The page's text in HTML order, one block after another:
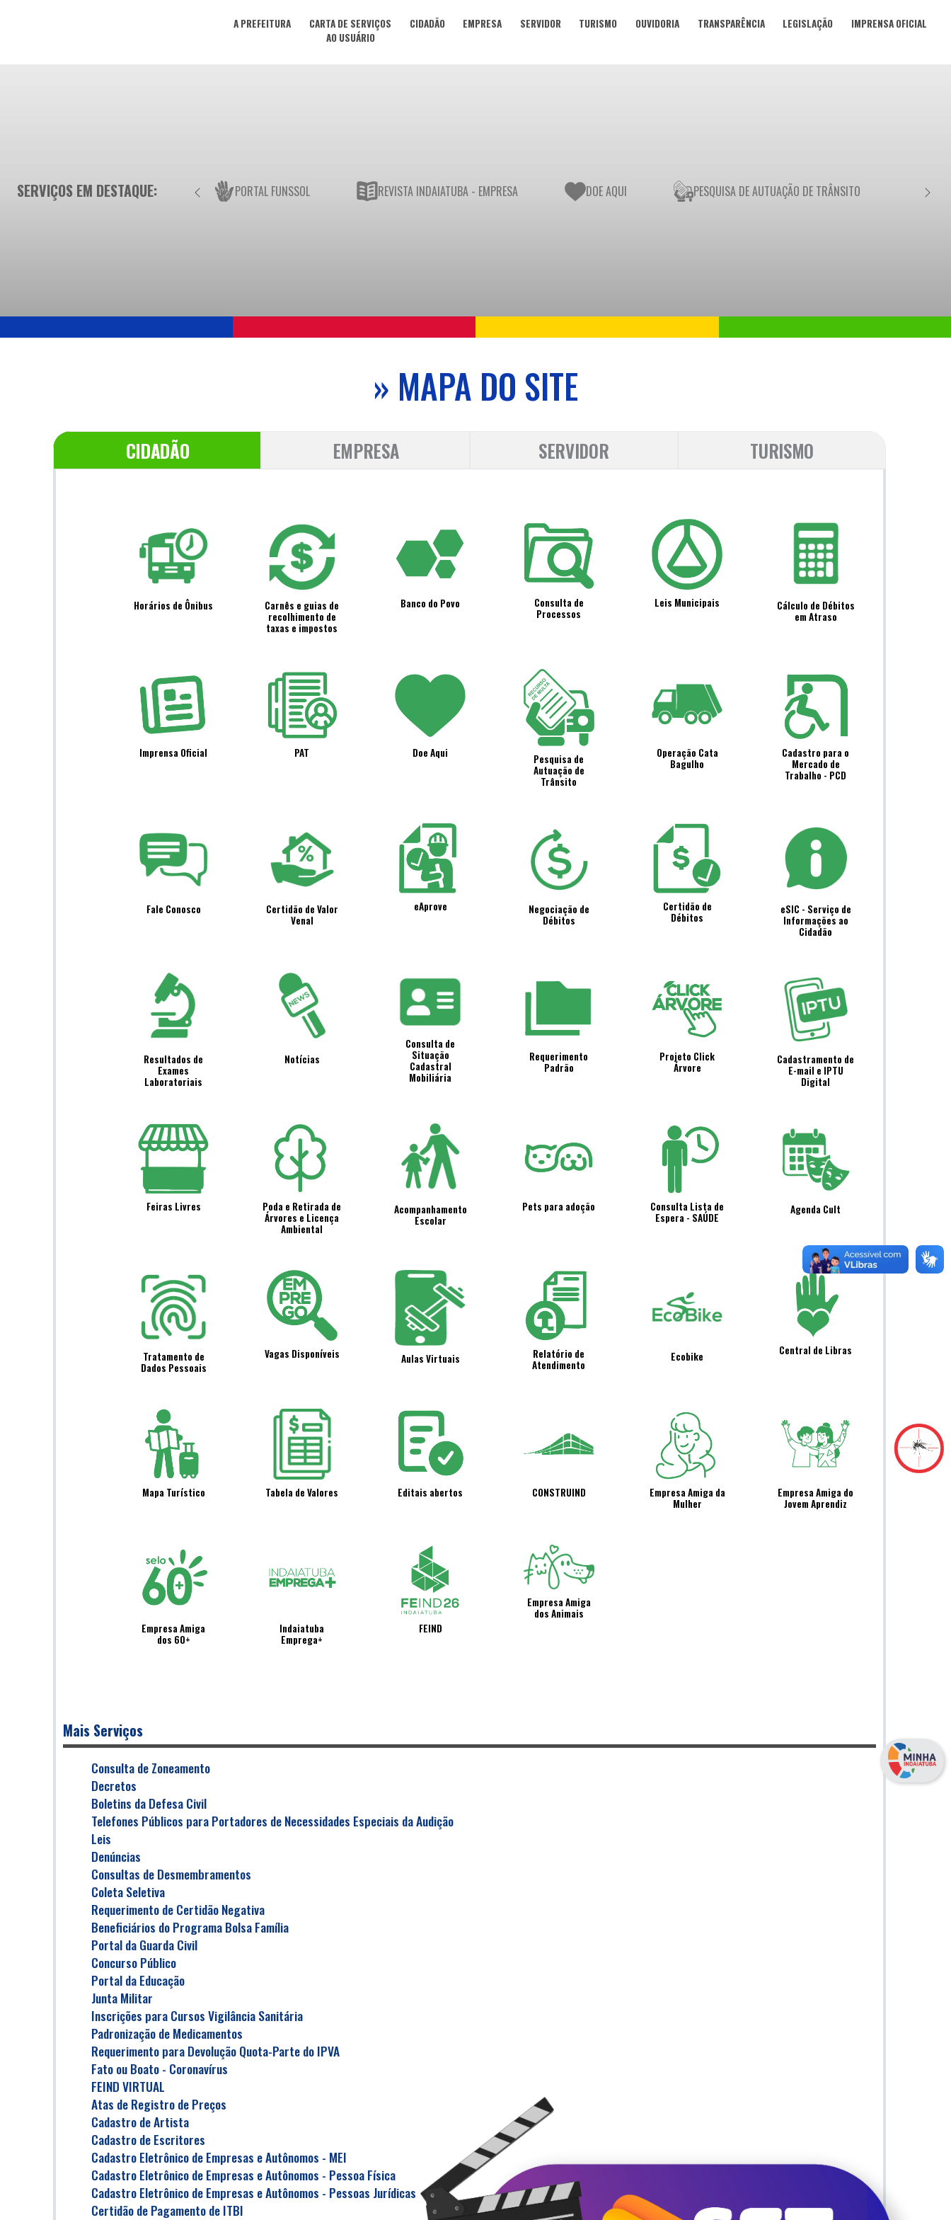
A PREFEITURA
CARTA DE SERVIÇOS
AO USUÁRIO
CIDADÃO EMPRESA SERVIDOR TURISMO OUVIDORIA TRANSPARÊNCIA LEGISLAÇÃO IMPRENSA OFICIAL
SERVIÇOS EM DESTAQUE: PORTAL FUNSSOL REVISTA INDAIATUBA - EMPRESA DOE AQUI PESQUISA DE AUTUAÇÃO DE TRÂNSITO
» MAPA DO SITE
CIDADÃO EMPRESA SERVIDOR TURISMO
Horários de Ônibus
Carnês e guias de
recolhimento de
taxas e impostos
Banco do Povo
Consulta de
Processos
Leis Municipais
Cálculo de Débitos
em Atraso
Imprensa Oficial PAT Doe Aqui
Pesquisa de
Autuação de
Trânsito
Operação Cata
Bagulho
Cadastro para o
Mercado de
Trabalho - PCD
Fale Conosco
Certidão de Valor
Venal
eAprove
Negociação de
Débitos
Certidão de
Débitos
eSIC - Serviço de
Informações ao
Cidadão
Resultados de
Exames
Laboratoriais
Notícias
Consulta de
Situação
Cadastral
Mobiliária
Requerimento
Padrão
Projeto Click
Árvore
Cadastramento de
E-mail e IPTU
Digital
Feiras Livres
Poda e Retirada de
Árvores e Licença
Ambiental
Acompanhamento
Escolar
Pets para adoção
Consulta Lista de
Espera - SAÚDE
Agenda Cult
Tratamento de
Dados Pessoais
Vagas Disponíveis Aulas Virtuais
Relatório de
Atendimento
Ecobike Central de Libras
Mapa Turístico Tabela de Valores Editais abertos CONSTRUIND
Empresa Amiga da
Mulher
Empresa Amiga do
Jovem Aprendiz
Empresa Amiga
dos 60+
Indaiatuba
Emprega+
FEIND
Empresa Amiga
dos Animais
Mais Serviços
Consulta de Zoneamento
Decretos
Boletins da Defesa Civil
Telefones Públicos para Portadores de Necessidades Especiais da Audição
Leis
Denúncias
Consultas de Desmembramentos
Coleta Seletiva
Requerimento de Certidão Negativa
Beneficiários do Programa Bolsa Família
Portal da Guarda Civil
Concurso Público
Portal da Educação
Junta Militar
Inscrições para Cursos Vigilância Sanitária
Padronização de Medicamentos
Requerimento para Devolução Quota-Parte do IPVA
Fato ou Boato - Coronavírus
FEIND VIRTUAL
Atas de Registro de Preços
Cadastro de Artista
Cadastro de Escritores
Cadastro Eletrônico de Empresas e Autônomos - MEI
Cadastro Eletrônico de Empresas e Autônomos - Pessoa Física
Cadastro Eletrônico de Empresas e Autônomos - Pessoas Jurídicas
Certidão de Pagamento de ITBI